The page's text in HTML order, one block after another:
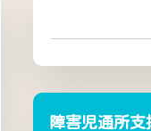
障害児通所